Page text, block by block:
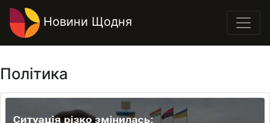
Новини Щодня
Політика